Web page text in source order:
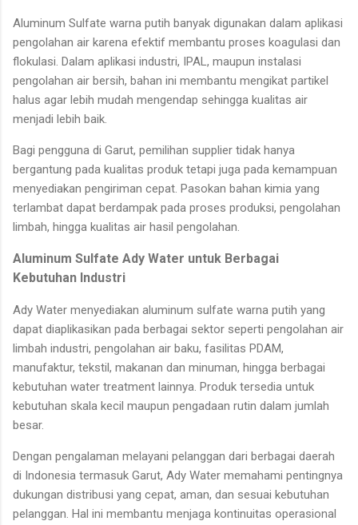
Aluminum Sulfate warna putih banyak digunakan dalam aplikasi
pengolahan air karena efektif membantu proses koagulasi dan
flokulasi. Dalam aplikasi industri, IPAL, maupun instalasi
pengolahan air bersih, bahan ini membantu mengikat partikel
halus agar lebih mudah mengendap sehingga kualitas air
menjadi lebih baik.
Bagi pengguna di Garut, pemilihan supplier tidak hanya
bergantung pada kualitas produk tetapi juga pada kemampuan
menyediakan pengiriman cepat. Pasokan bahan kimia yang
terlambat dapat berdampak pada proses produksi, pengolahan
limbah, hingga kualitas air hasil pengolahan.
Aluminum Sulfate Ady Water untuk Berbagai
Kebutuhan Industri
Ady Water menyediakan aluminum sulfate warna putih yang
dapat diaplikasikan pada berbagai sektor seperti pengolahan air
limbah industri, pengolahan air baku, fasilitas PDAM,
manufaktur, tekstil, makanan dan minuman, hingga berbagai
kebutuhan water treatment lainnya. Produk tersedia untuk
kebutuhan skala kecil maupun pengadaan rutin dalam jumlah
besar.
Dengan pengalaman melayani pelanggan dari berbagai daerah
di Indonesia termasuk Garut, Ady Water memahami pentingnya
dukungan distribusi yang cepat, aman, dan sesuai kebutuhan
pelanggan. Hal ini membantu menjaga kontinuitas operasional